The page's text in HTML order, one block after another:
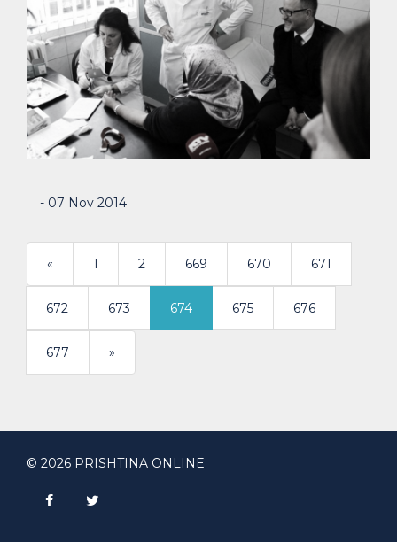
- 07 Nov 2014
« 1 2 669 670 671
672 673 674 675 676
677 »
© 2026 PRISHTINA ONLINE